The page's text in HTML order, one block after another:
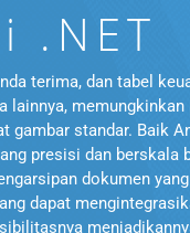
.NET
terima, dan tabel
memungkinkan
gambar standar. Baik
presisi dan berskala
dokumen
dapat